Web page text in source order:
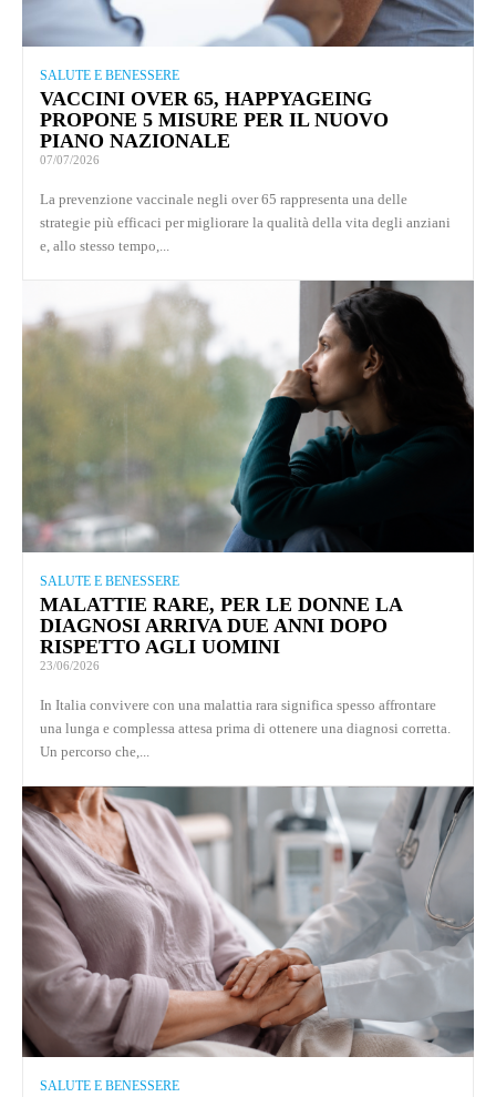
SALUTE E BENESSERE
VACCINI OVER 65, HAPPYAGEING
PROPONE 5 MISURE PER IL NUOVO
PIANO NAZIONALE
07/07/2026
La prevenzione vaccinale negli over 65 rappresenta una delle
strategie più efficaci per migliorare la qualità della vita degli anziani
e, allo stesso tempo,...
SALUTE E BENESSERE
MALATTIE RARE, PER LE DONNE LA
DIAGNOSI ARRIVA DUE ANNI DOPO
RISPETTO AGLI UOMINI
23/06/2026
In Italia convivere con una malattia rara significa spesso affrontare
una lunga e complessa attesa prima di ottenere una diagnosi corretta.
Un percorso che,...
SALUTE E BENESSERE